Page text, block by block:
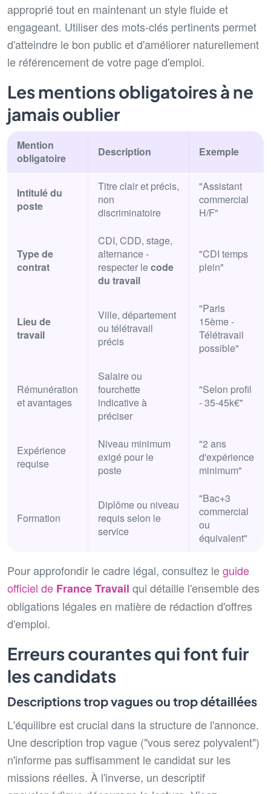
approprié tout en maintenant un style fluide et
engageant. Utiliser des mots-clés pertinents permet
d'atteindre le bon public et d'améliorer naturellement
le référencement de votre page d'emploi.
Les mentions obligatoires à ne
jamais oublier
Mention
obligatoire
Description Exemple
Intitulé du
poste
Titre clair et précis,
non
discriminatoire
"Assistant
commercial
H/F"
Type de
contrat
CDI, CDD, stage,
alternance -
respecter lecode
du travail
"CDI temps
plein"
Lieu de
travail
Ville, département
ou télétravail
précis
"Paris
15ème -
Télétravail
possible"
Rémunération
et avantages
Salaire ou
fourchette
indicative à
préciser
"Selon profil
- 35-45k€"
Expérience
requise
Niveau minimum
exigé pour le
poste
"2 ans
d'expérience
minimum"
Formation
Diplôme ou niveau
requis selon le
service
"Bac+3
commercial
ou
équivalent"
Pour approfondir le cadre légal, consultez leguide
officiel de France Travail qui détaille l'ensemble des
obligations légales en matière de rédaction d'offres
d'emploi.
Erreurs courantes qui font fuir
les candidats
Descriptions trop vagues ou trop détaillées
L'équilibre est crucial dans la structure de l'annonce.
Une description trop vague ("vous serez polyvalent")
n'informe pas suffisamment le candidat sur les
missions réelles. À l'inverse, un descriptif